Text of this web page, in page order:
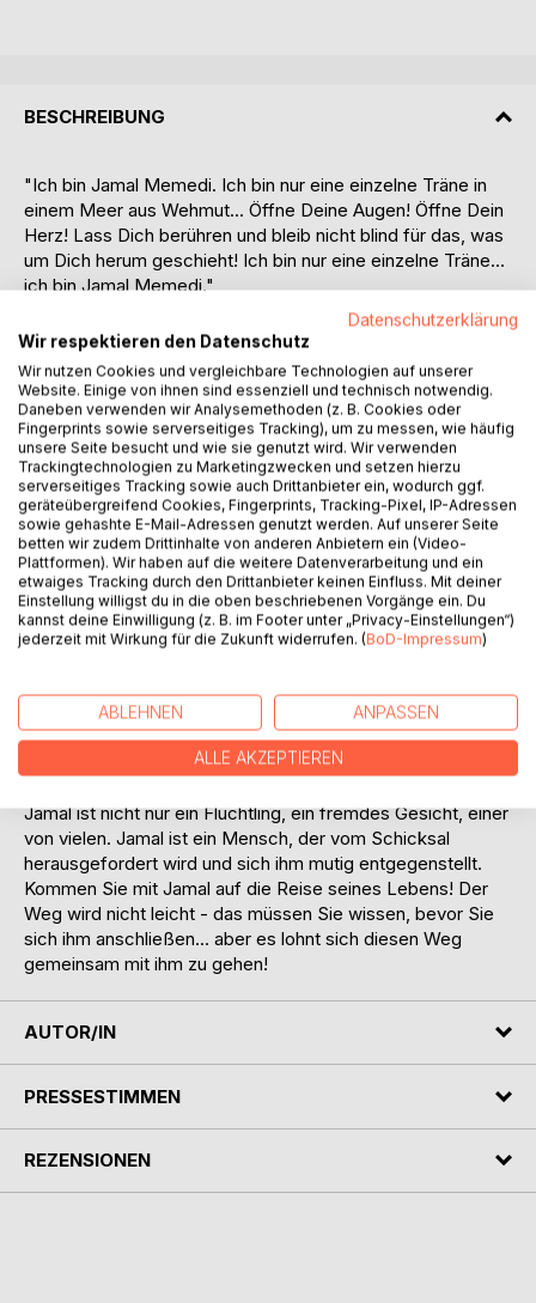
BESCHREIBUNG
"Ich bin Jamal Memedi. Ich bin nur eine einzelne Träne in
einem Meer aus Wehmut... Öffne Deine Augen! Öffne Dein
Herz! Lass Dich berühren und bleib nicht blind für das, was
um Dich herum geschieht! Ich bin nur eine einzelne Träne...
ich bin Jamal Memedi."
Dieses Buch erzählt die Lebensgeschichte von Jamal
Memedi, einem jungen Mann aus Syrien. Es beruht auf
wahren Begebenheiten, die zu einem Roman verwandelt
wurden, der davon erzählt wie sich plötzlich alles im Leben
verändern kann.
Lassen Sie sich von Jamal mitnehmen auf die aufregende,
spannende, tragische manchmal hoffnungslose und doch
mutige Reise seines Lebens.
Bekommen Sie einen Eindruck von Damaskus vor dem
Krieg und warum Jamal nie woanders leben wollte als in
seiner geliebten Stadt.
Lassen Sie sich von Jamal erzählen wie einschneidend der
Krieg sein Leben veränderte und begeben Sie sich mit ihm
auf seine unvermeidliche, lebensgefährliche Flucht.
Behördenirrsinn, aber vor allem Heimweh konfrontiert wird.
Seien Sie dabei, wenn Jamal in ein neues Leben startet,
das er so eigentlich nie wollte und der dabei die verloren
Jamal ist nicht nur ein Flüchtling, ein fremdes Gesicht, einer
von vielen. Jamal ist ein Mensch, der vom Schicksal
herausgefordert wird und sich ihm mutig entgegenstellt.
Kommen Sie mit Jamal auf die Reise seines Lebens! Der
Weg wird nicht leicht - das müssen Sie wissen, bevor Sie
sich ihm anschließen... aber es lohnt sich diesen Weg
gemeinsam mit ihm zu gehen!
AUTOR/IN
PRESSESTIMMEN
REZENSIONEN
Datenschutzerklärung
Wir respektieren den Datenschutz
Wir nutzen Cookies und vergleichbare Technologien auf unserer
Website. Einige von ihnen sind essenziell und technisch notwendig.
Daneben verwenden wir Analysemethoden (z. B. Cookies oder
Fingerprints sowie serverseitiges Tracking), um zu messen, wie häufig
unsere Seite besucht und wie sie genutzt wird. Wir verwenden
Trackingtechnologien zu Marketingzwecken und setzen hierzu
serverseitiges Tracking sowie auch Drittanbieter ein, wodurch ggf.
geräteübergreifend Cookies, Fingerprints, Tracking-Pixel, IP-Adressen
sowie gehashte E-Mail-Adressen genutzt werden. Auf unserer Seite
betten wir zudem Drittinhalte von anderen Anbietern ein (Video-
Plattformen). Wir haben auf die weitere Datenverarbeitung und ein
etwaiges Tracking durch den Drittanbieter keinen Einfluss. Mit deiner
Einstellung willigst du in die oben beschriebenen Vorgänge ein. Du
kannst deine Einwilligung (z. B. im Footer unter „Privacy-Einstellungen“)
jederzeit mit Wirkung für die Zukunft widerrufen. (BoD-Impressum)
ABLEHNEN ANPASSEN
ALLE AKZEPTIEREN